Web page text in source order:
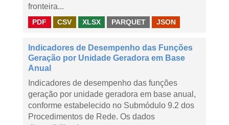
fronteira...
PDF CSV XLSX PARQUET JSON
Indicadores de Desempenho das Funções
Geração por Unidade Geradora em Base
Anual
Indicadores de desempenho das funções
geração por unidade geradora em base anual,
conforme estabelecido no Submódulo 9.2 dos
Procedimentos de Rede. Os dados